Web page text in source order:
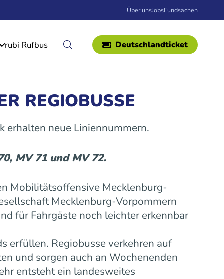
Über unsJobsFundsachen
rubi Rufbus Deutschlandticket
REGIOBUSSE
erhalten neue Liniennummern.
MV 71 und MV 72.
Mobilitätsoffensive Mecklenburg-
Mecklenburg-Vorpommern
für Fahrgäste noch leichter erkennbar
erfüllen. Regiobusse verkehren auf
und sorgen auch an Wochenenden
entsteht ein landesweites